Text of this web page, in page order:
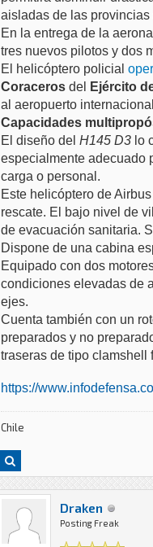
aisladas de las
En la entrega de la
tres nuevos pilotos y dos
El helicóptero policial
Coraceros del Ejército
al aeropuerto internacional
Capacidades
El diseño del H145 D3 lo
especialmente adecuado
carga o personal.
Este helicóptero de
rescate. El bajo nivel de
de evacuación sanitaria.
Dispone de una cabina
Equipado con dos
condiciones elevadas de
ejes.
Cuenta también con un
preparados y no
traseras de tipo clamshell
https://
Chile
Draken
Posting Freak